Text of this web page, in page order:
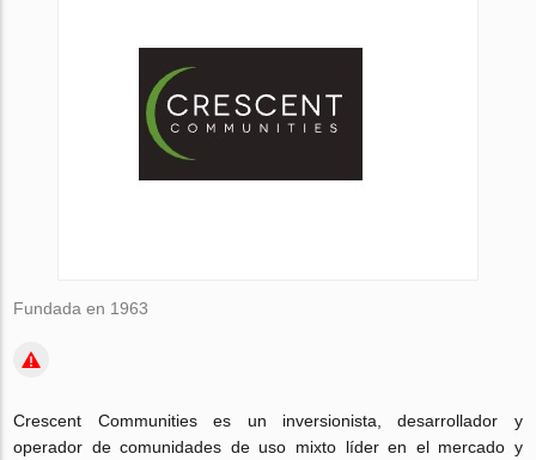
Fundada en 1963
Crescent Communities es un inversionista, desarrollador y
operador de comunidades de uso mixto líder en el mercado y